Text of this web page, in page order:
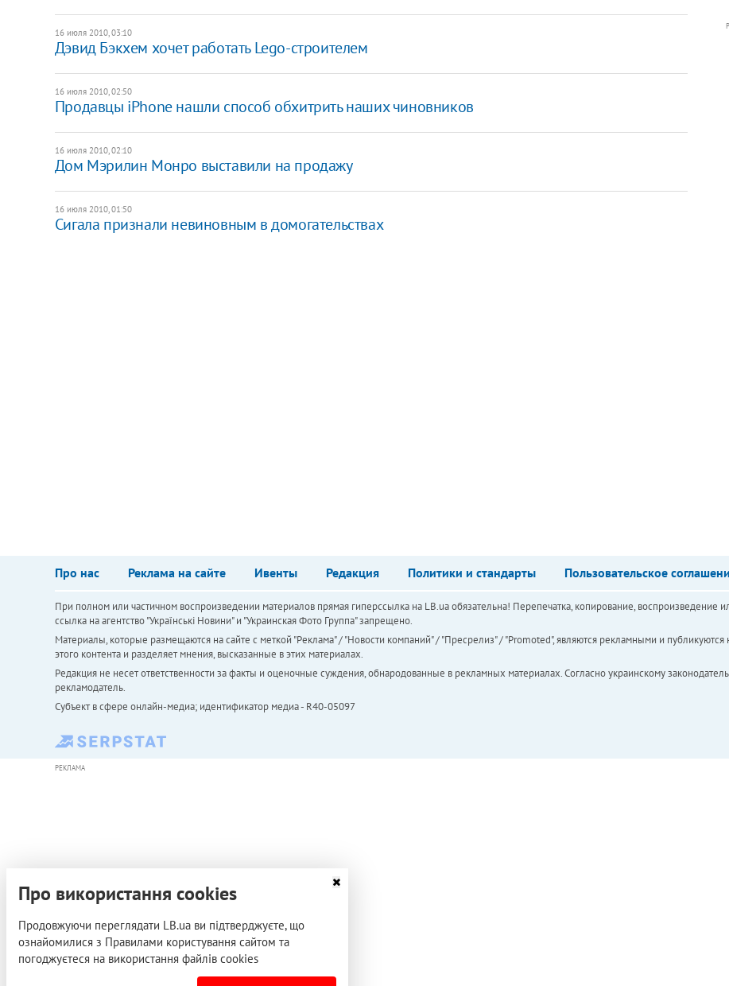
16 июля 2010, 03:10
Дэвид Бэкхем хочет работать Lego-строителем
16 июля 2010, 02:50
Продавцы iPhone нашли способ обхитрить наших чиновников
16 июля 2010, 02:10
Дом Мэрилин Монро выставили на продажу
16 июля 2010, 01:50
Сигала признали невиновным в домогательствах
Про нас Реклама на сайте Ивенты Редакция Политики и стандарты Пользовательское
При полном или частичном воспроизведении материалов прямая гиперссылка на LB.ua обязательна! Перепечатка, копирование, воспроизведение
ссылка на агентство "Українськi Новини" и "Украинская Фото Группа" запрещено.
Материалы, которые размещаются на сайте с меткой "Реклама" / "Новости компаний" / "Пресрелиз" / "Promoted", являются рекламными и публикуются
этого контента и разделяет мнения, высказанные в этих материалах.
Редакция не несет ответственности за факты и оценочные суждения, обнародованные в рекламных материалах. Согласно украинскому
рекламодатель.
Субъект в сфере онлайн-медиа; идентификатор медиа - R40-05097
РЕКЛАМА
Про використання cookies
Продовжуючи переглядати LB.ua ви підтверджуєте, що
ознайомилися з Правилами користування сайтом та
погоджуєтеся на використання файлів cookies